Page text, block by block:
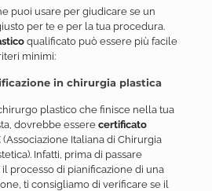
puoi usare per giudicare se un
per te e per la tua procedura.
qualificato può essere più facile
minimi:
in chirurgia plastica
plastico che finisce nella tua
dovrebbe essere certificato
(Associazione Italiana di Chirurgia
Infatti, prima di passare
processo di pianificazione di una
ti consigliamo di verificare se il